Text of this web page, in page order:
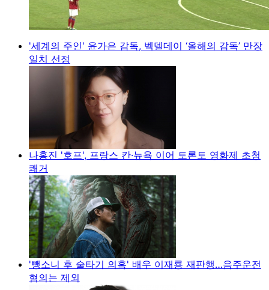
'세계의 주인' 윤가은 감독, 벡델데이 ‘올해의 감독’ 만장
일치 선정
나홍진 '호프', 프랑스 칸·뉴욕 이어 토론토 영화제 초청
쾌거
'뺑소니 후 술타기 의혹' 배우 이재룡 재판행…음주운전
혐의는 제외